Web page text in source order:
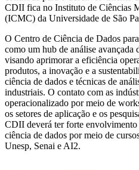
CDII fica no Instituto de Ciências
(ICMC) da Universidade de São
O Centro de Ciência de Dados
como um hub de análise avançada
visando aprimorar a eficiência
produtos, a inovação e a
ciência de dados e técnicas de
industriais. O contato com as
operacionalizado por meio de
os setores de aplicação e os
CDII deverá ter forte envolvimento
ciência de dados por meio de
Unesp, Senai e AI2.